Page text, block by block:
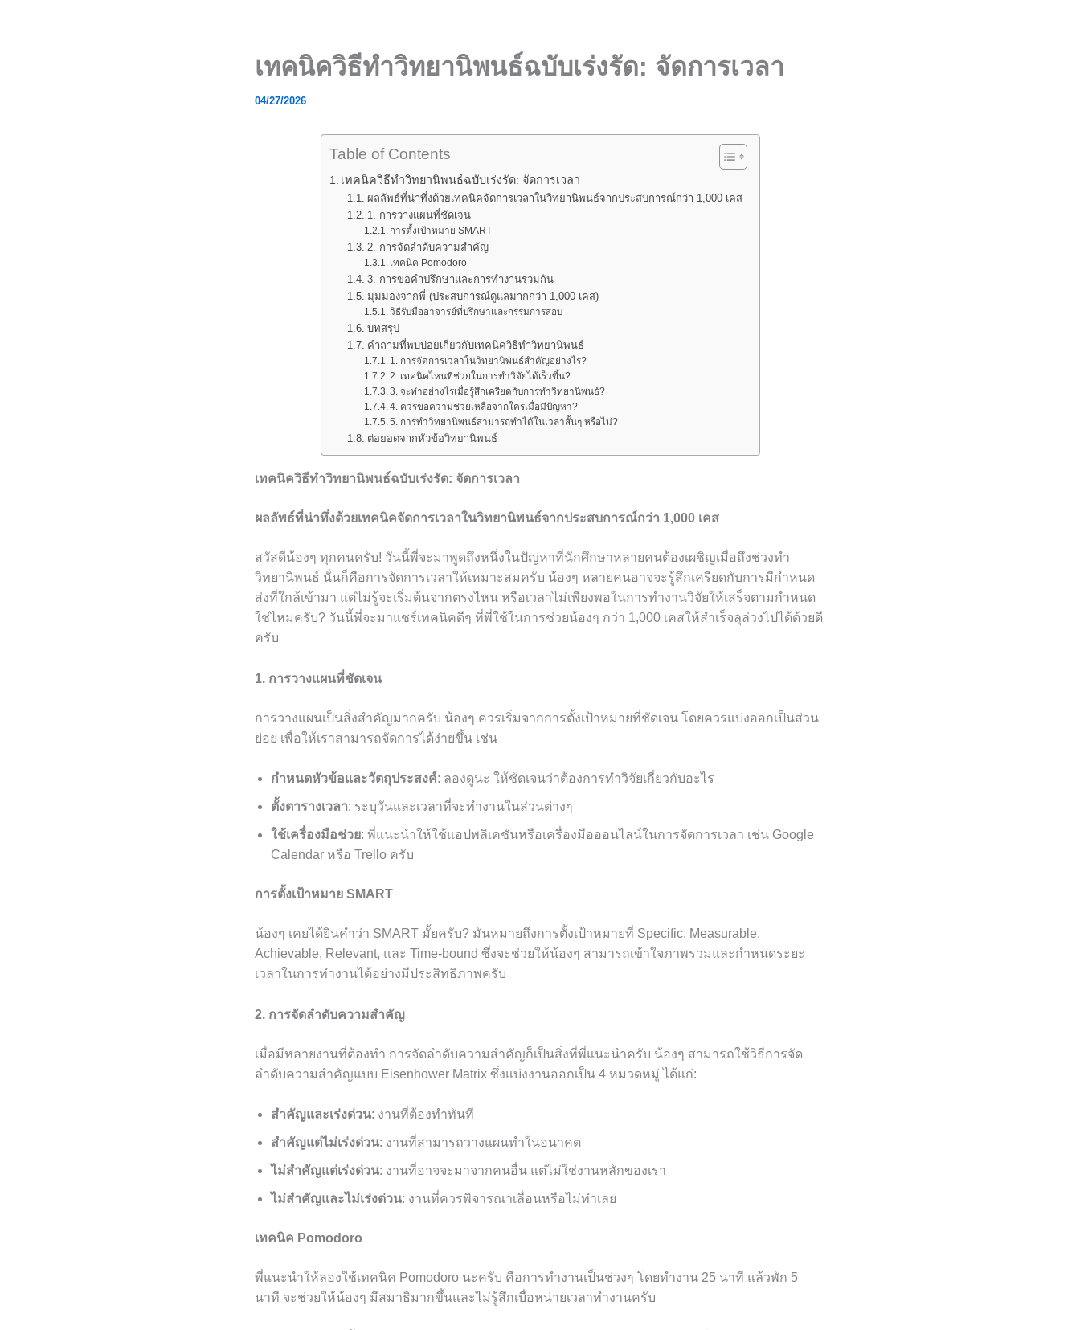
เทคนิควิธีทำวิทยานิพนธ์ฉบับเร่งรัด: จัดการเวลา
04/27/2026
Table of Contents
เทคนิควิธีทำวิทยานิพนธ์ฉบับเร่งรัด: จัดการเวลา
ผลลัพธ์ที่น่าทึ่งด้วยเทคนิคจัดการเวลาในวิทยานิพนธ์จากประสบการณ์กว่า 1,000 เคส
1. การวางแผนที่ชัดเจน
การตั้งเป้าหมาย SMART
2. การจัดลำดับความสำคัญ
เทคนิค Pomodoro
3. การขอคำปรึกษาและการทำงานร่วมกัน
มุมมองจากพี่ (ประสบการณ์ดูแลมากกว่า 1,000 เคส)
วิธีรับมืออาจารย์ที่ปรึกษาและกรรมการสอบ
บทสรุป
คำถามที่พบบ่อยเกี่ยวกับเทคนิควิธีทำวิทยานิพนธ์
1. การจัดการเวลาในวิทยานิพนธ์สำคัญอย่างไร?
2. เทคนิคไหนที่ช่วยในการทำวิจัยได้เร็วขึ้น?
3. จะทำอย่างไรเมื่อรู้สึกเครียดกับการทำวิทยานิพนธ์?
4. ควรขอความช่วยเหลือจากใครเมื่อมีปัญหา?
5. การทำวิทยานิพนธ์สามารถทำได้ในเวลาสั้นๆ หรือไม่?
ต่อยอดจากหัวข้อวิทยานิพนธ์
เทคนิควิธีทำวิทยานิพนธ์ฉบับเร่งรัด: จัดการเวลา
ผลลัพธ์ที่น่าทึ่งด้วยเทคนิคจัดการเวลาในวิทยานิพนธ์จากประสบการณ์กว่า 1,000 เคส
สวัสดีน้องๆ ทุกคนครับ! วันนี้พี่จะมาพูดถึงหนึ่งในปัญหาที่นักศึกษาหลายคนต้องเผชิญเมื่อถึงช่วงทำ
วิทยานิพนธ์ นั่นก็คือการจัดการเวลาให้เหมาะสมครับ น้องๆ หลายคนอาจจะรู้สึกเครียดกับการมีกำหนด
ส่งที่ใกล้เข้ามา แต่ไม่รู้จะเริ่มต้นจากตรงไหน หรือเวลาไม่เพียงพอในการทำงานวิจัยให้เสร็จตามกำหนด
ใช่ไหมครับ? วันนี้พี่จะมาแชร์เทคนิคดีๆ ที่พี่ใช้ในการช่วยน้องๆ กว่า 1,000 เคสให้สำเร็จลุล่วงไปได้ด้วยดี
ครับ
1. การวางแผนที่ชัดเจน
การวางแผนเป็นสิ่งสำคัญมากครับ น้องๆ ควรเริ่มจากการตั้งเป้าหมายที่ชัดเจน โดยควรแบ่งออกเป็นส่วน
ย่อย เพื่อให้เราสามารถจัดการได้ง่ายขึ้น เช่น
กำหนดหัวข้อและวัตถุประสงค์: ลองดูนะ ให้ชัดเจนว่าต้องการทำวิจัยเกี่ยวกับอะไร
ตั้งตารางเวลา: ระบุวันและเวลาที่จะทำงานในส่วนต่างๆ
ใช้เครื่องมือช่วย: พี่แนะนำให้ใช้แอปพลิเคชันหรือเครื่องมือออนไลน์ในการจัดการเวลา เช่น Google
Calendar หรือ Trello ครับ
การตั้งเป้าหมาย SMART
น้องๆ เคยได้ยินคำว่า SMART มั้ยครับ? มันหมายถึงการตั้งเป้าหมายที่ Specific, Measurable,
Achievable, Relevant, และ Time-bound ซึ่งจะช่วยให้น้องๆ สามารถเข้าใจภาพรวมและกำหนดระยะ
เวลาในการทำงานได้อย่างมีประสิทธิภาพครับ
2. การจัดลำดับความสำคัญ
เมื่อมีหลายงานที่ต้องทำ การจัดลำดับความสำคัญก็เป็นสิ่งที่พี่แนะนำครับ น้องๆ สามารถใช้วิธีการจัด
ลำดับความสำคัญแบบ Eisenhower Matrix ซึ่งแบ่งงานออกเป็น 4 หมวดหมู่ ได้แก่:
สำคัญและเร่งด่วน: งานที่ต้องทำทันที
สำคัญแต่ไม่เร่งด่วน: งานที่สามารถวางแผนทำในอนาคต
ไม่สำคัญแต่เร่งด่วน: งานที่อาจจะมาจากคนอื่น แต่ไม่ใช่งานหลักของเรา
ไม่สำคัญและไม่เร่งด่วน: งานที่ควรพิจารณาเลื่อนหรือไม่ทำเลย
เทคนิค Pomodoro
พี่แนะนำให้ลองใช้เทคนิค Pomodoro นะครับ คือการทำงานเป็นช่วงๆ โดยทำงาน 25 นาที แล้วพัก 5
นาที จะช่วยให้น้องๆ มีสมาธิมากขึ้นและไม่รู้สึกเบื่อหน่ายเวลาทำงานครับ